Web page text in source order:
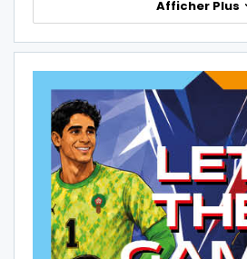
Afficher Plus